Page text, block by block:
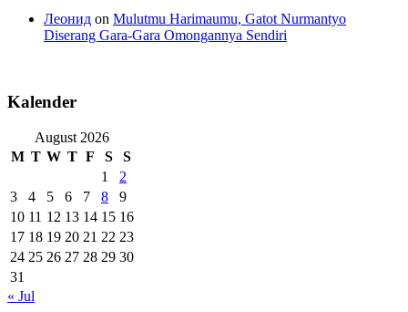
Леонид on Mulutmu Harimaumu, Gatot Nurmantyo
Diserang Gara-Gara Omongannya Sendiri
Kalender
August 2026
M T W T F S
S
1
2
3
4 5 6 7 8
9
10 11 12 13 14 15 16
17 18 19 20 21 22 23
24 25 26 27 28 29 30
31
« Jul